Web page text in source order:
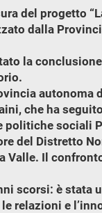
del progetto
dalla
la
autonoma
che ha
sociali
del Distretto
Valle. Il
scorsi: è stata
relazioni e